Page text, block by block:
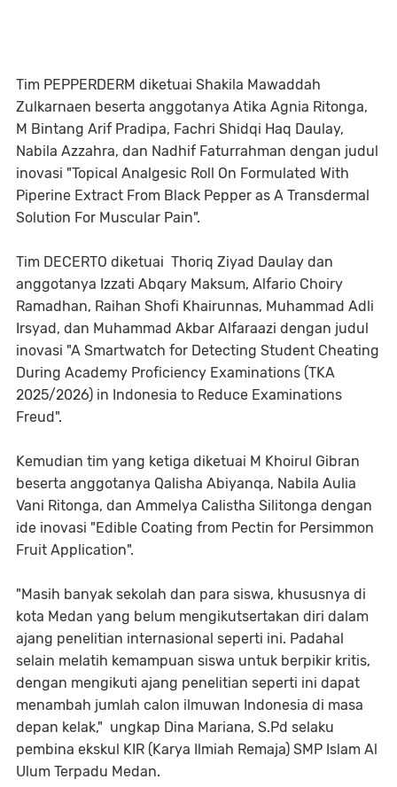
Tim PEPPERDERM diketuai Shakila Mawaddah
Zulkarnaen beserta anggotanya Atika Agnia Ritonga,
M Bintang Arif Pradipa, Fachri Shidqi Haq Daulay,
Nabila Azzahra, dan Nadhif Faturrahman dengan judul
inovasi "Topical Analgesic Roll On Formulated With
Piperine Extract From Black Pepper as A Transdermal
Solution For Muscular Pain".
Tim DECERTO diketuai Thoriq Ziyad Daulay dan
anggotanya Izzati Abqary Maksum, Alfario Choiry
Ramadhan, Raihan Shofi Khairunnas, Muhammad Adli
Irsyad, dan Muhammad Akbar Alfaraazi dengan judul
inovasi "A Smartwatch for Detecting Student Cheating
During Academy Proficiency Examinations (TKA
2025/2026) in Indonesia to Reduce Examinations
Freud".
Kemudian tim yang ketiga diketuai M Khoirul Gibran
beserta anggotanya Qalisha Abiyanqa, Nabila Aulia
Vani Ritonga, dan Ammelya Calistha Silitonga dengan
ide inovasi "Edible Coating from Pectin for Persimmon
Fruit Application".
"Masih banyak sekolah dan para siswa, khususnya di
kota Medan yang belum mengikutsertakan diri dalam
ajang penelitian internasional seperti ini. Padahal
selain melatih kemampuan siswa untuk berpikir kritis,
dengan mengikuti ajang penelitian seperti ini dapat
menambah jumlah calon ilmuwan Indonesia di masa
depan kelak," ungkap Dina Mariana, S.Pd selaku
pembina ekskul KIR (Karya Ilmiah Remaja) SMP Islam Al
Ulum Terpadu Medan.